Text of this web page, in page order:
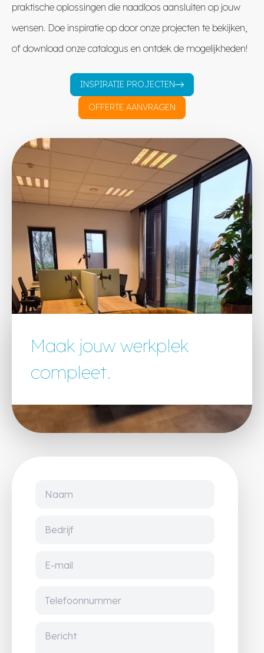
praktische oplossingen die naadloos aansluiten op jouw
wensen. Doe inspiratie op door onze projecten te bekijken,
of download onze catalogus en ontdek de mogelijkheden!
INSPIRATIE PROJECTEN
OFFERTE AANVRAGEN
Maak jouw werkplek
compleet.